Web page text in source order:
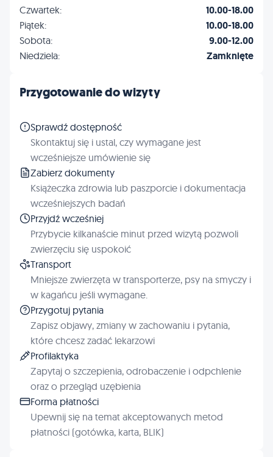
Czwartek: 10.00-18.00
Piątek: 10.00-18.00
Sobota: 9.00-12.00
Niedziela: Zamknięte
Przygotowanie do wizyty
Sprawdź dostępność
Skontaktuj się i ustal, czy wymagane jest
wcześniejsze umówienie się
Zabierz dokumenty
Książeczka zdrowia lub paszporcie i dokumentacja
wcześniejszych badań
Przyjdź wcześniej
Przybycie kilkanaście minut przed wizytą pozwoli
zwierzęciu się uspokoić
Transport
Mniejsze zwierzęta w transporterze, psy na smyczy i
w kagańcu jeśli wymagane.
Przygotuj pytania
Zapisz objawy, zmiany w zachowaniu i pytania,
które chcesz zadać lekarzowi
Profilaktyka
Zapytaj o szczepienia, odrobaczenie i odpchlenie
oraz o przegląd uzębienia
Forma płatności
Upewnij się na temat akceptowanych metod
płatności (gotówka, karta, BLIK)